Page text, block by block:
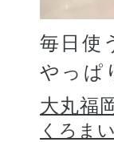
毎日使
やっぱ
大丸福
くろまい